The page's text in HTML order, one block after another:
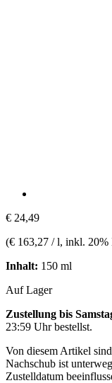
€ 24,49
(€ 163,27 / l, inkl. 20%
Inhalt: 150 ml
Auf Lager
Zustellung bis
23:59 Uhrbestellst.
Von diesem Artikel
Nachschub ist
Zustelldatum